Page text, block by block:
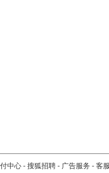
中心 - 搜狐招聘 - 广告服务 - 客